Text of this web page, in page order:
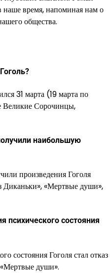
наше время, напоминая нам о
общества.
31 марта (19 марта по
Великие Сорочинцы,
наибольшую
произведения Гоголя
Диканьки», «Мертвые души»,
психического состояния
состояния Гоголя стал отказ
души».